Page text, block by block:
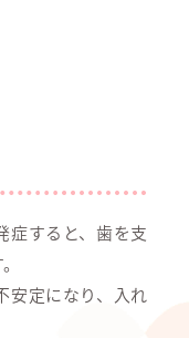
症すると、歯を支
安定になり、入れ